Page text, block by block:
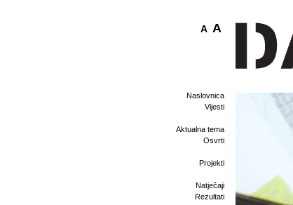
A A
Naslovnica
Vijesti
Aktualna tema
Osvrti
Projekti
Natječaji
Rezultati